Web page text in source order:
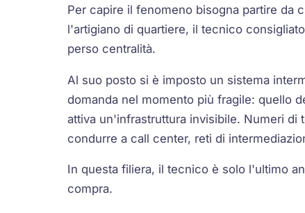
Per capire il fenomeno bisogna partire
l'artigiano di quartiere, il tecnico
perso centralità.
Al suo posto si è imposto un sistema
domanda nel momento più fragile: quello
attiva un'infrastruttura invisibile. Numeri
condurre a call center, reti di
In questa filiera, il tecnico è solo l'ultimo
compra.